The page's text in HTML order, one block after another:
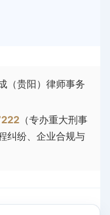
（贵阳）律师事务
（专办重大刑事
纠纷、企业合规与